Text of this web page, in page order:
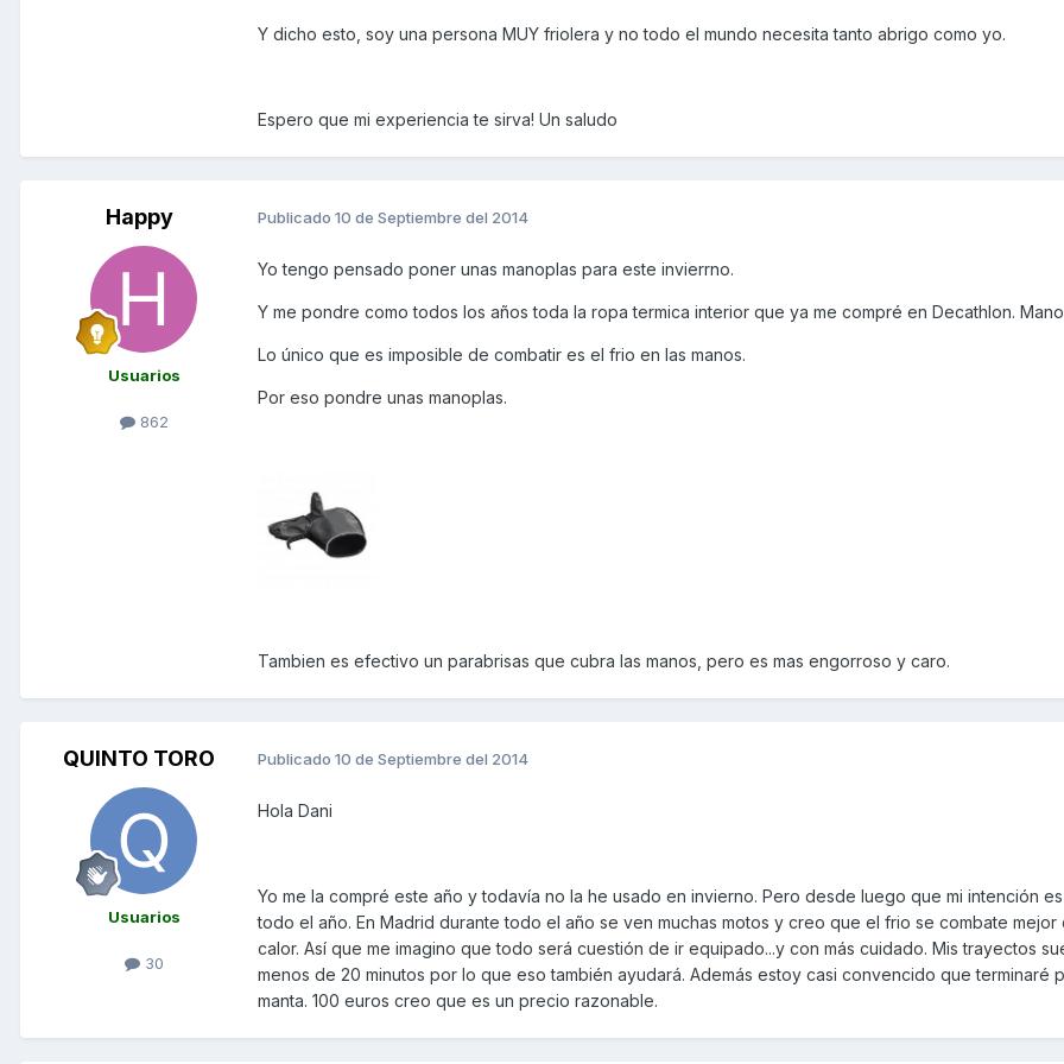
Y dicho esto, soy una persona MUY friolera y no todo el mundo necesita tanto abrigo como yo.
Espero que mi experiencia te sirva! Un saludo
Happy
Usuarios
862
Publicado 10 de Septiembre del 2014
Yo tengo pensado poner unas manoplas para este invierrno.
Y me pondre como todos los años toda la ropa termica interior que ya me compré en Decathlon.
Lo único que es imposible de combatir es el frio en las manos.
Por eso pondre unas manoplas.
Tambien es efectivo un parabrisas que cubra las manos, pero es mas engorroso y caro.
QUINTO TORO
Usuarios
30
Publicado 10 de Septiembre del 2014
Hola Dani
Yo me la compré este año y todavía no la he usado en invierno. Pero desde luego que mi intención
todo el año. En Madrid durante todo el año se ven muchas motos y creo que el frio se combate mejor
calor. Así que me imagino que todo será cuestión de ir equipado...y con más cuidado. Mis trayectos
menos de 20 minutos por lo que eso también ayudará. Además estoy casi convencido que terminaré
manta. 100 euros creo que es un precio razonable.